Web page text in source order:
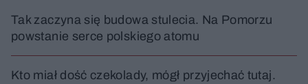
Tak zaczyna się budowa stulecia. Na Pomorzu
powstanie serce polskiego atomu
Kto miał dość czekolady, mógł przyjechać tutaj.